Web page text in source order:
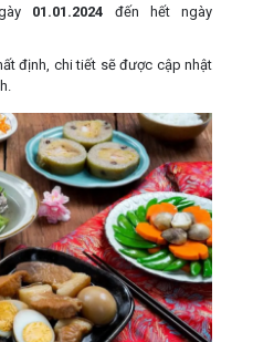
01.01.2024 đến hết ngày
định, chi tiết sẽ được cập nhật